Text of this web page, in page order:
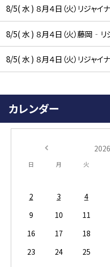
8/5( 水 ) ８月４日（火）リジャ
8/5( 水 ) ８月４日（火）藤岡‐
8/5( 水 ) ８月４日（火）リジャ
カレンダー
日 月 火
2
3 4
9
10 11
16
17 18
23
24 25